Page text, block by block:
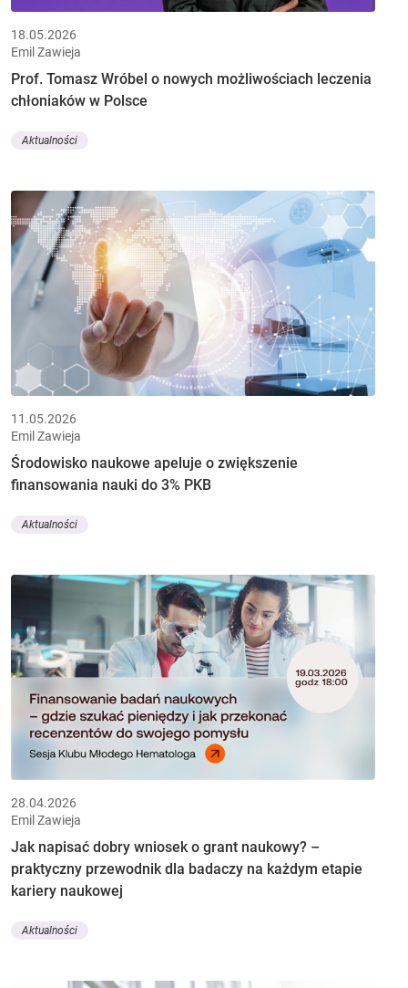
18.05.2026
Emil Zawieja
Prof. Tomasz Wróbel o nowych możliwościach leczenia
chłoniaków w Polsce
Aktualności
11.05.2026
Emil Zawieja
Środowisko naukowe apeluje o zwiększenie
finansowania nauki do 3% PKB
Aktualności
28.04.2026
Emil Zawieja
Jak napisać dobry wniosek o grant naukowy? –
praktyczny przewodnik dla badaczy na każdym etapie
kariery naukowej
Aktualności